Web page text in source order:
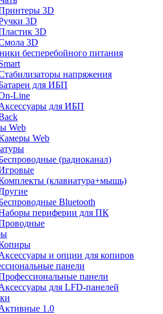
3D
3D
3D
3D
бесперебойного питания
напряжения
для ИБП
Line
для ИБП
Web
Web
(радиоканал)
(клавиатура+мышь)
Bluetooth
периферии для ПК
и опции для копиров
панели
панели
для LFD-панелей
1.0